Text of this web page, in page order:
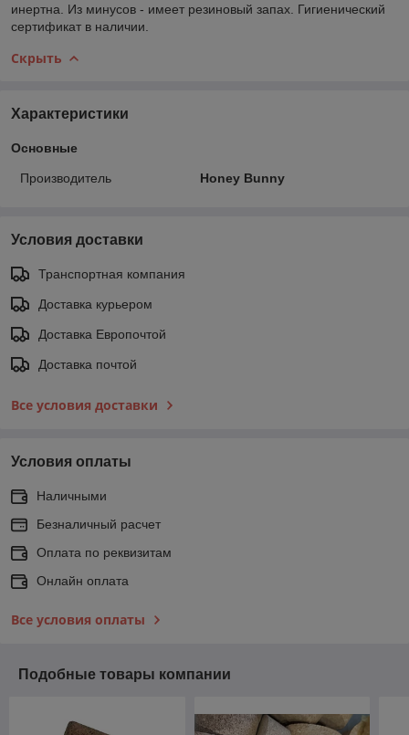
инертна. Из минусов - имеет резиновый запах. Гигиенический
сертификат в наличии.
Скрыть
Характеристики
Основные
Производитель Honey Bunny
Условия доставки
Транспортная компания
Доставка курьером
Доставка Европочтой
Доставка почтой
Все условия доставки
Условия оплаты
Наличными
Безналичный расчет
Оплата по реквизитам
Онлайн оплата
Все условия оплаты
Подобные товары компании